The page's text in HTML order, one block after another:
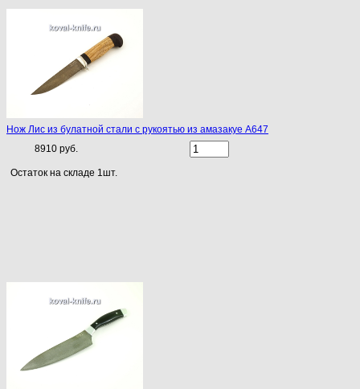
Нож Лис из булатной стали с рукоятью из амазакуе A647
8910 руб.
Остаток на складе 1шт.